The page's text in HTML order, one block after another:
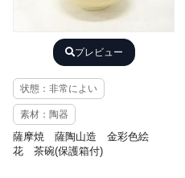
プレビュー
状態：非常によい
素材：陶器
薩摩焼 薩陶山造 金彩色絵
花 茶碗(保護箱付)